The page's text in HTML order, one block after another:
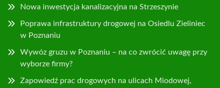
Nowa inwestycja kanalizacyjna na Strzeszynie
Poprawa infrastruktury drogowej na Osiedlu Zieliniec
w Poznaniu
Wywóz gruzu w Poznaniu – na co zwrócić uwagę przy
wyborze firmy?
Zapowiedź prac drogowych na ulicach Miodowej,